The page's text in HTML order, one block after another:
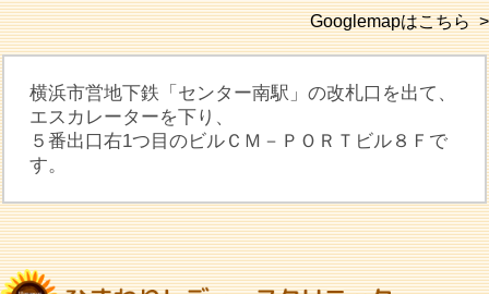
Googlemapはこちら >
横浜市営地下鉄「センター南駅」の改札口を出て、
エスカレーターを下り、
５番出口右1つ目のビルＣＭ－ＰＯＲＴビル８Ｆで
す。